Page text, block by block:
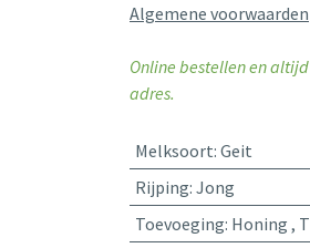
Algemene voorwaarden
Online bestellen en altijd
adres.
Melksoort: Geit
Rijping: Jong
Toevoeging: Honing ,